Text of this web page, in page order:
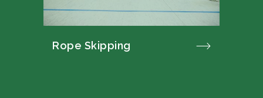
Rope Skipping